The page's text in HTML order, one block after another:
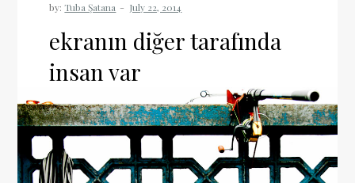
by:Tuba Şatana
ekranın diğer tarafında
insan var